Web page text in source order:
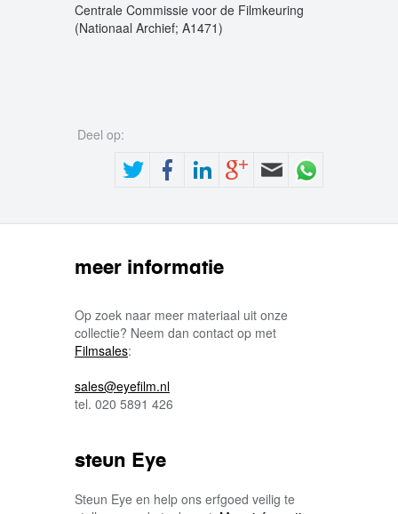
Centrale Commissie voor de Filmkeuring
(Nationaal Archief; A1471)
Deel op:
meer informatie
Op zoek naar meer materiaal uit onze
collectie? Neem dan contact op met
Filmsales:
sales@eyefilm.nl
tel. 020 5891 426
steun Eye
Steun Eye en help ons erfgoed veilig te